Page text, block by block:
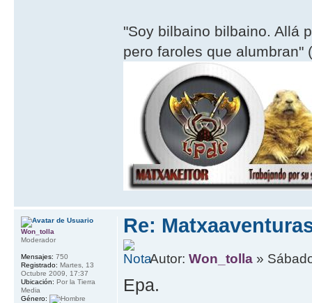
"Soy bilbaino bilbaino. Allá
pero faroles que alumbran"
Re:
Autor:Won_tolla »
Epa.
Won_tolla
Moderador
Mensajes: 750
Registrado: Martes, 13
Octubre 2009, 17:37
Ubicación: Por la Tierra
Media
Género: